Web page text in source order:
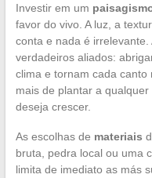
Investir em um
favor do vivo. A luz, a
conta e nada é irrelevante.
verdadeiros aliados:
clima e tornam cada canto
mais de plantar a
deseja crescer.
As escolhas de materiais
bruta, pedra local ou uma
limita de imediato as más